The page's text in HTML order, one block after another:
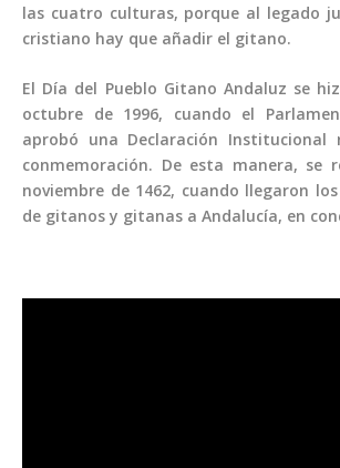
las cuatro culturas, porque al legado
cristiano hay que añadir el gitano.
El Día del Pueblo Gitano Andaluz se
octubre de 1996, cuando el
aprobó una Declaración Institucional
conmemoración. De esta manera, se
noviembre de 1462, cuando llegaron
de gitanos y gitanas a Andalucía, en